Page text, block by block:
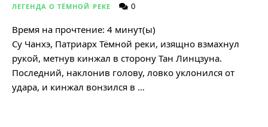
ЛЕГЕНДА О ТЁМНОЙ РЕКЕ 0
Время на прочтение: 4 минут(ы)
Су Чанхэ, Патриарх Тёмной реки, изящно взмахнул
рукой, метнув кинжал в сторону Тан Линцзуна.
Последний, наклонив голову, ловко уклонился от
удара, и кинжал вонзился в …